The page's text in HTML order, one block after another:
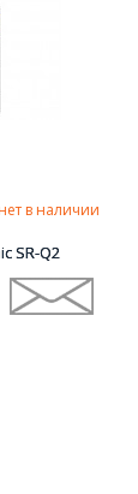
нет в наличии
SR-Q2